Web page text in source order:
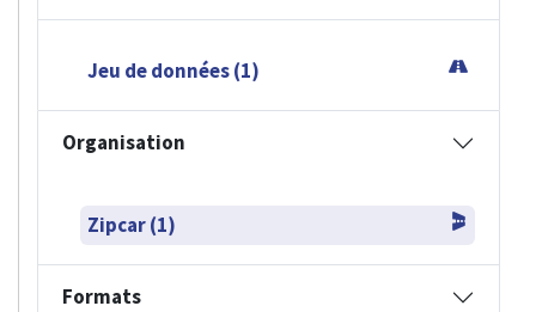
Jeu de données (1)
Organisation
Zipcar (1)
Formats